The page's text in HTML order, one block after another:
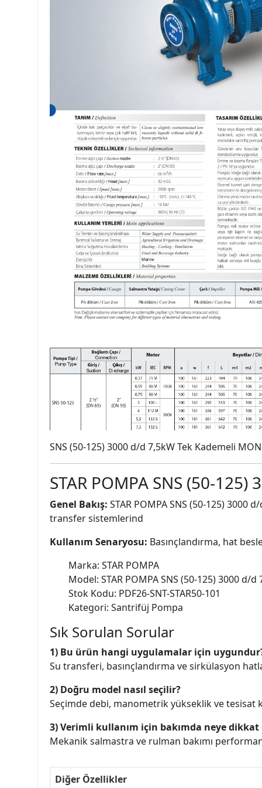
SNS (50-125) 3000 d/d 7,5kW Tek Kademeli
STAR POMPA SNS (50-
Genel Bakış: STAR POMPA SNS (50-125)
transfer sistemlerind
Kullanım Senaryosu: Basınçlandırma, hat
Marka: STAR POMPA
Model: STAR POMPA SNS (50-125) 3000 d/
Stok Kodu: PDF26-SNT-STAR50-101
Kategori: Santrifüj Pompa
Sık Sorulan Sorular
1) Bu ürün hangi uygulamalar için
Su transferi, basınçlandırma ve sirkülasyon
2) Doğru model nasıl seçilir?
Seçimde debi, manometrik yükseklik ve tesisat
3) Verimli kullanım için bakımda neye
Mekanik salmastra ve rulman bakımı
Diğer Özellikler